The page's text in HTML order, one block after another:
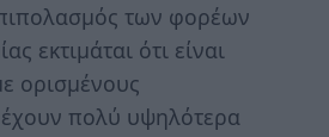
των φορέων
εκτιμάται ότι είναι
ορισμένους
πολύ υψηλότερα